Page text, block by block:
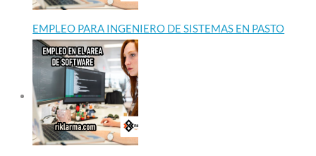
EMPLEO PARA INGENIERO DE SISTEMAS EN PASTO